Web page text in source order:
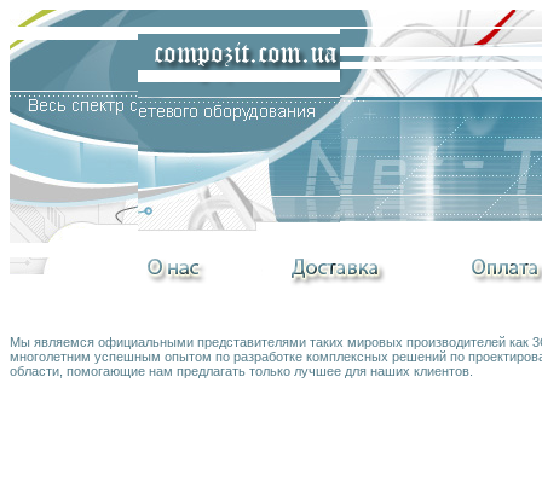
Мы являемся официальными представителями таких мировых производителей как
многолетним успешным опытом по разработке комплексных решений по
области, помогающие нам предлагать только лучшее для наших клиентов.